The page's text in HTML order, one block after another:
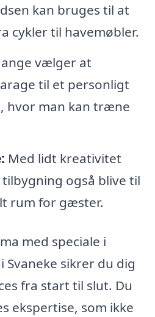
kan bruges til at
cykler til havemøbler.
vælger at
til et personligt
hvor man kan træne
Med lidt kreativitet
også blive til
rum for gæster.
med speciale i
sikrer du dig
fra start til slut. Du
ekspertise, som ikke